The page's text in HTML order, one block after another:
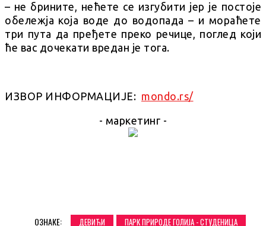
– не брините, нећете се изгубити јер је постоје
обележја која воде до водопада – и мораћете
три пута да пређете преко речице, поглед који
ће вас дочекати вредан је тога.
ИЗВОР ИНФОРМАЦИЈЕ: mondo.rs/
- маркетинг -
ОЗНАКЕ: ДЕВИЋИ ПАРК ПРИРОДЕ ГОЛИЈА - СТУДЕНИЦА